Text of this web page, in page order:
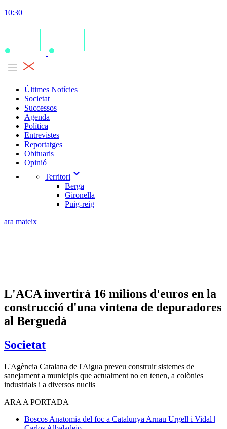
10:30
Últimes Notícies
Societat
Successos
Agenda
Política
Entrevistes
Reportatges
Obituaris
Opinió
Territori expand_more
Berga
Gironella
Puig-reig
ara mateix
L'ACA invertirà 16 milions d'euros en la
construcció d'una vintena de depuradores
al Berguedà
Societat
L'Agència Catalana de l'Aigua preveu construir sistemes de
sanejament a municipis que actualment no en tenen, a colònies
industrials i a diversos nuclis
ARA A PORTADA
Boscos Anatomia del foc a Catalunya Arnau Urgell i Vidal |